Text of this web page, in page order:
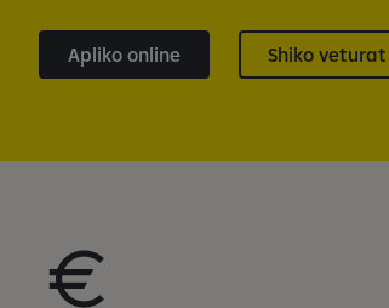
Apliko online Shiko veturat